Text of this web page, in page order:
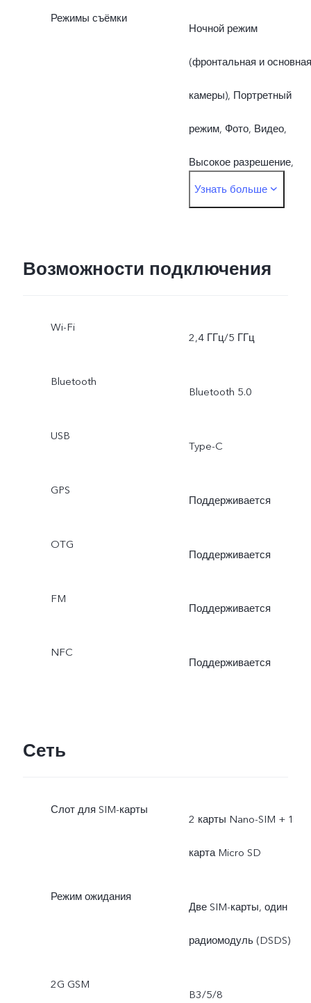
Режимы съёмки
Ночной режим
(фронтальная и основная
камеры), Портретный
режим, Фото, Видео,
Высокое разрешение,
Панорамный режим,
Замедленная съёмка,
Узнать больше
Возможности подключения
Wi-Fi
2,4 ГГц/5 ГГц
Bluetooth
Bluetooth 5.0
USB
Type-C
GPS
Поддерживается
OTG
Поддерживается
FM
Поддерживается
NFC
Поддерживается
Сеть
Слот для SIM-карты
2 карты Nano-SIM + 1
карта Micro SD
Режим ожидания
Две SIM-карты, один
радиомодуль (DSDS)
2G GSM
B3/5/8